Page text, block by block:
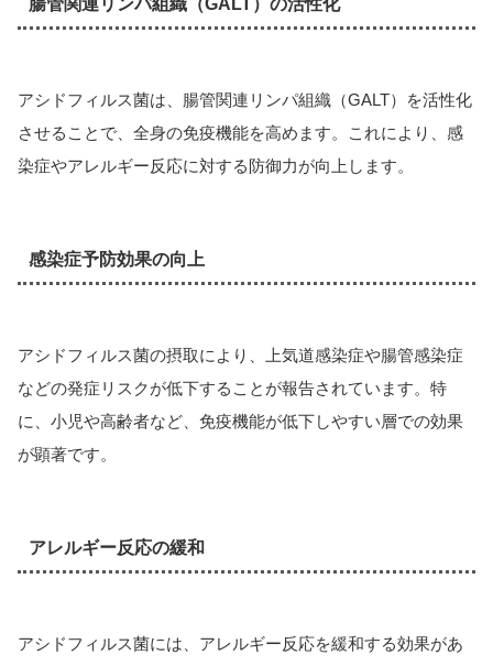
腸管関連リンパ組織（GALT）の活性化
アシドフィルス菌は、腸管関連リンパ組織（GALT）を活性化
させることで、全身の免疫機能を高めます。これにより、感
染症やアレルギー反応に対する防御力が向上します。
感染症予防効果の向上
アシドフィルス菌の摂取により、上気道感染症や腸管感染症
などの発症リスクが低下することが報告されています。特
に、小児や高齢者など、免疫機能が低下しやすい層での効果
が顕著です。
アレルギー反応の緩和
アシドフィルス菌には、アレルギー反応を緩和する効果があ